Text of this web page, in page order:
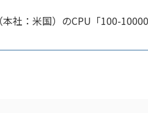
社：米国）のCPU「100-